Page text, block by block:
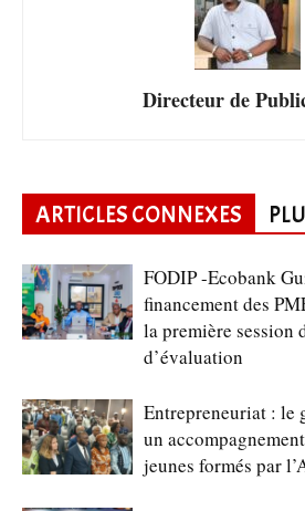
Directeur de
ARTICLES CONNEXES
FODIP -Ecobank
financement des
la première session
d’évaluation
Entrepreneuriat : le
un
jeunes formés par